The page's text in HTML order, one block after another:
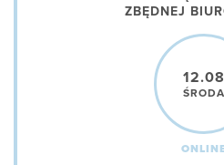
ZBĘDNEJ
12.08
ŚRODA